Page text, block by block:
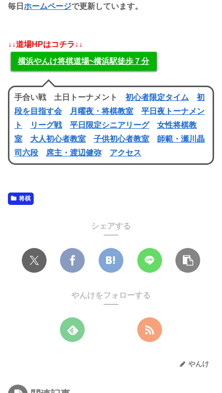
毎日 ホームページで更新しています。
↓↓道場HPはコチラ↓↓
横浜やんけ将棋道場~横浜駅徒歩７分
手合い戦 土日トーナメント 初心者限定タイム
初
段を目指す会
月曜夜・将棋教室
平日夜トーナメン
ト
リーグ戦 平日限定シニアリーグ
女性将棋教
室
大人初心者教室 子供初心者教室
師範・瀬川晶
司六段
席主・渡辺健弥 アクセス
将棋
シェアする
やんけをフォローする
やんけ